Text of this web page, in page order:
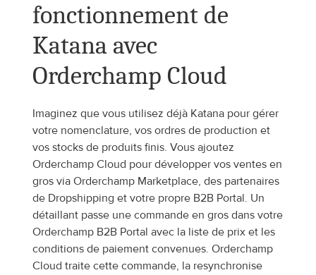
fonctionnement de
Katana avec
Orderchamp Cloud
Imaginez que vous utilisez déjà Katana pour gérer
votre nomenclature, vos ordres de production et
vos stocks de produits finis. Vous ajoutez
Orderchamp Cloud pour développer vos ventes en
gros via Orderchamp Marketplace, des partenaires
de Dropshipping et votre propre B2B Portal. Un
détaillant passe une commande en gros dans votre
Orderchamp B2B Portal avec la liste de prix et les
conditions de paiement convenues. Orderchamp
Cloud traite cette commande, la resynchronise